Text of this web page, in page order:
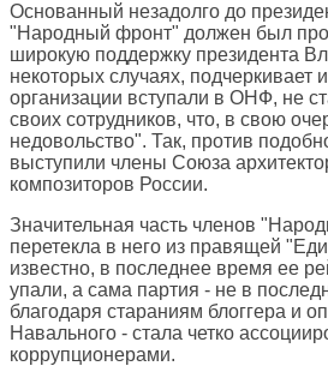
Основанный незадолго до
"Народный фронт" должен был
широкую поддержку президента
некоторых случаях, подчеркивает
организации вступали в ОНФ, не
своих сотрудников, что, в свою
недовольство". Так, против
выступили члены Союза
композиторов России.
Значительная часть членов
перетекла в него из правящей
известно, в последнее время ее
упали, а сама партия - не в
благодаря стараниям блоггера и
Навального - стала четко
коррупционерами.